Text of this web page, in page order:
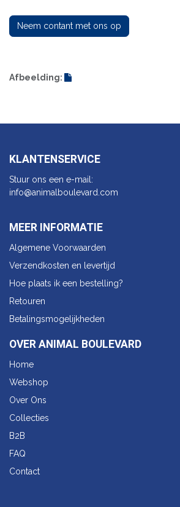
Neem contant met ons op
Afbeelding:
KLANTENSERVICE
Stuur ons een e-mail:
info@animalbo​ulevard.com
MEER INFORMATIE
Algemene Voorwaarden
Verzendkosten en levertijd
Hoe plaats ik een bestelling?
Retouren
Betalingsmogelijkheden
OVER ANIMAL BOULEVARD
Home
Webshop
Over Ons
Collecties
B2B
FAQ
Contact